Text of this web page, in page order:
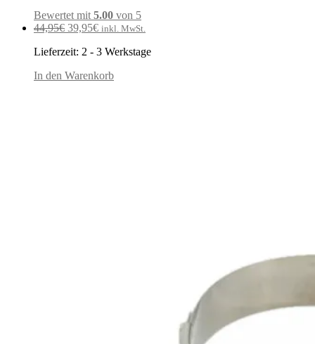
Bewertet mit 5.00 von 5
44,95€ Ursprünglicher
war:
39,95€Aktueller
ist:
inkl. MwSt.
Lieferzeit: 2 - 3 Werkstage
In den Warenkorb